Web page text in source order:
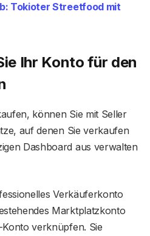
Tokioter Streetfood mit
Ihr Konto für den
können Sie mit Seller
auf denen Sie verkaufen
Dashboard aus verwalten
Verkäuferkonto
Marktplatzkonto
verknüpfen. Sie